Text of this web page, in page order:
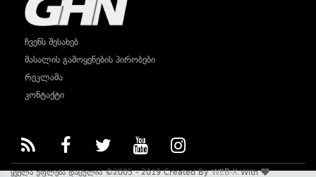
ჩვენს შესახებ
მასალის გამოყენების პირობები
რეკლამა
კონტაქტი
ყველა უფლება დაცულია ©2005 - 2019 Created ByWEB-XWith